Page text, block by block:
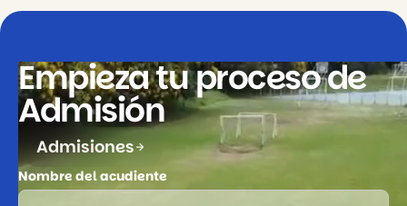
Empieza tu proceso de
Admisión
Admisiones
Nombre del acudiente